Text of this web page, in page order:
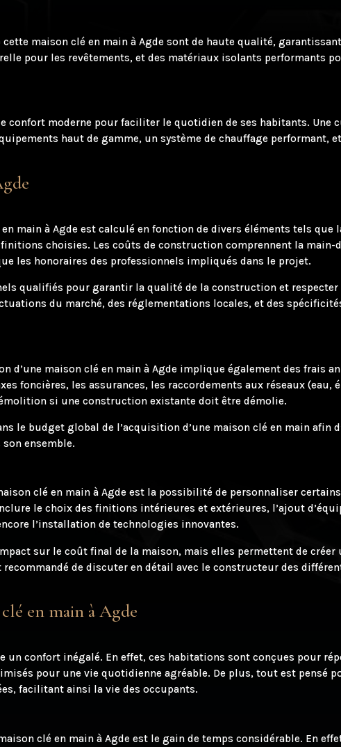
maison clé en main à Agde sont de haute qualité,
pour les revêtements, et des matériaux isolants performants
confort moderne pour faciliter le quotidien de ses habitants. Une
haut de gamme, un système de chauffage performant,
main à Agde est calculé en fonction de divers éléments tels
choisies. Les coûts de construction comprennent la main-
les honoraires des professionnels impliqués dans le projet.
qualifiés pour garantir la qualité de la construction et
du marché, des réglementations locales, et des
maison clé en main à Agde implique également des frais
foncières, les assurances, les raccordements aux réseaux (eau,
si une construction existante doit être démolie.
le budget global de l’acquisition d’une maison clé en main afin
ensemble.
clé en main à Agde est la possibilité de personnaliser
le choix des finitions intérieures et extérieures, l’ajout
l’installation de technologies innovantes.
sur le coût final de la maison, mais elles permettent de créer
de discuter en détail avec le constructeur des
en main à Agde
un confort inégalé. En effet, ces habitations sont conçues pour
pour une vie quotidienne agréable. De plus, tout est pensé
facilitant ainsi la vie des occupants.
clé en main à Agde est le gain de temps considérable. En